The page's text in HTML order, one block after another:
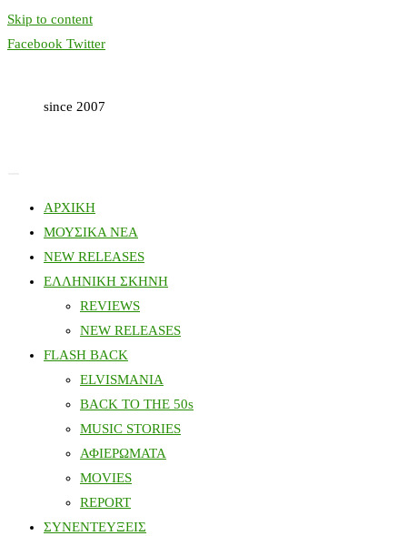
Skip to content
Facebook Twitter
since 2007
ΑΡΧΙΚΗ
ΜΟΥΣΙΚΑ ΝΕΑ
NEW RELEASES
ΕΛΛΗΝΙΚΗ ΣΚΗΝΗ
REVIEWS
NEW RELEASES
FLASH BACK
ELVISMANIA
BACK TO THE 50s
MUSIC STORIES
ΑΦΙΕΡΩΜΑΤΑ
MOVIES
REPORT
ΣΥΝΕΝΤΕΥΞΕΙΣ